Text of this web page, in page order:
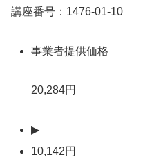
講座番号：1476-01-10
事業者提供価格
20,284円
▶
10,142円